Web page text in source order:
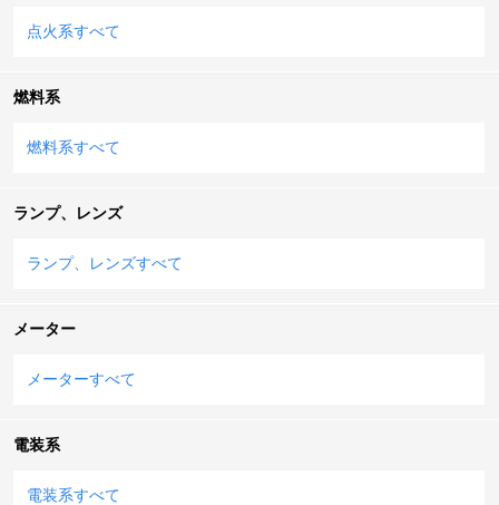
点火系すべて
燃料系
燃料系すべて
ランプ、レンズ
ランプ、レンズすべて
メーター
メーターすべて
電装系
電装系すべて